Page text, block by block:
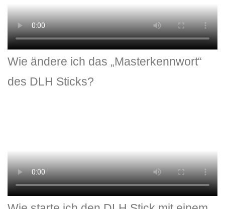
Wie ändere ich das „Masterkennwort“
des DLH Sticks?